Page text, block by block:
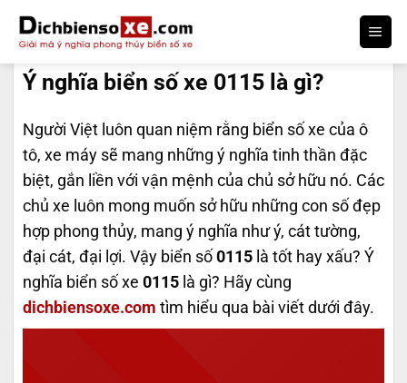
qua
nội
dungÝ nghĩa biển số xe 0115 là gì?
Người Việt luôn quan niệm rằng biển số xe của ô
tô, xe máy sẽ mang những ý nghĩa tinh thần đặc
biệt, gắn liền với vận mệnh của chủ sở hữu nó. Các
chủ xe luôn mong muốn sở hữu những con số đẹp
hợp phong thủy, mang ý nghĩa như ý, cát tường,
đại cát, đại lợi. Vậy biển số 0115 là tốt hay xấu? Ý
nghĩa biển số xe 0115 là gì? Hãy cùng
dichbiensoxe.com tìm hiểu qua bài viết dưới đây.